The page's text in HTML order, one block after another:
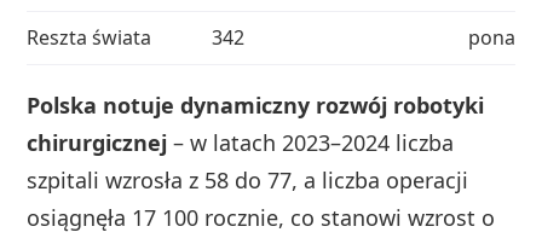
Reszta świata
342 ponad
Polska notuje dynamiczny rozwój robotyki
chirurgicznej – w latach 2023–2024 liczba
szpitali wzrosła z 58 do 77, a liczba operacji
osiągnęła 17 100 rocznie, co stanowi wzrost o